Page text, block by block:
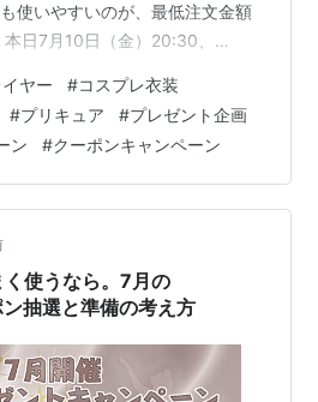
使いやすいのが、最低注文金額
日7月10日（金）20:30、
回の抽選内容 賞品と応募方法は
日時：7月10日（金）20:30 賞
当選人数：10名様 最低注文金
プルです。 @JPcostowns をフ
ね＆リポスト コス…
ヤー #コスプレ衣装
#プリキュア #プレゼント企画
ン #クーポンキャンペーン
使うなら。7月の
抽選と準備の考え方